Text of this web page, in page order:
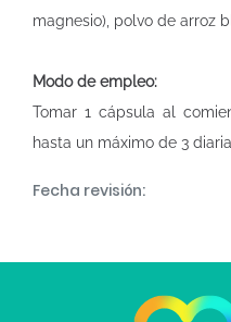
magnesio), polvo de arroz
Modo de empleo:
Tomar 1 cápsula al
hasta un máximo de 3
Fecha revisión: